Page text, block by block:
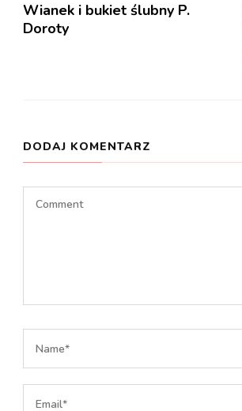
Wianek i bukiet ślubny P.
Doroty
DODAJ KOMENTARZ